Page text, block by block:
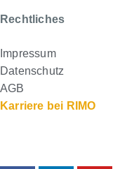
Rechtliches
Impressum
Datenschutz
AGB
Karriere bei RIMO